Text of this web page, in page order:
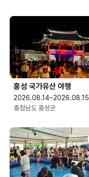
홍성 국가유산 야행
2026.08.14~2026.08.15
충청남도 홍성군